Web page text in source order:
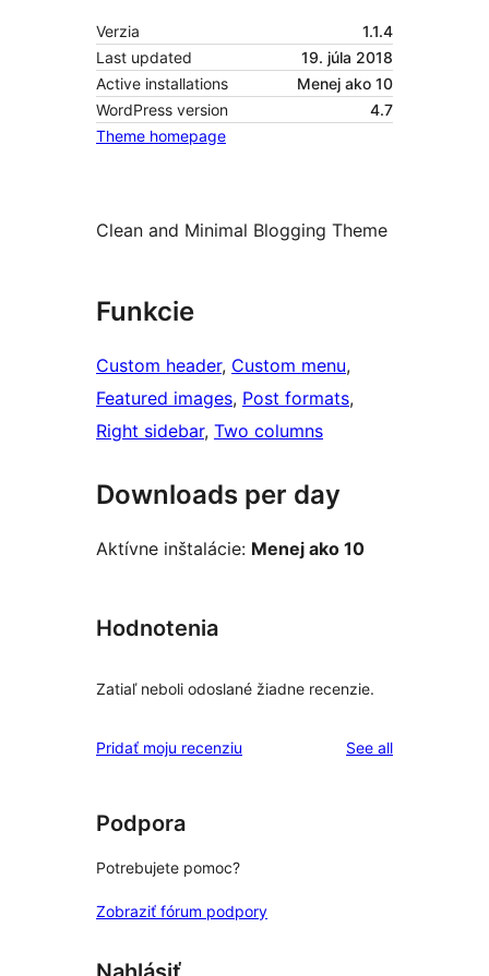
Verzia
1.1.4
Last updated
19. júla 2018
Active installations
Menej ako 10
WordPress version
4.7
Theme homepage
Clean and Minimal Blogging Theme
Funkcie
Custom header, Custom menu
Featured images, Post formats
Right sidebar, Two columns
Downloads per day
Aktívne inštalácie: Menej ako 10
Hodnotenia
Zatiaľ neboli odoslané žiadne recenzie.
Pridať moju recenziu See allreviews
Podpora
Potrebujete pomoc?
Zobraziť fórum podpory